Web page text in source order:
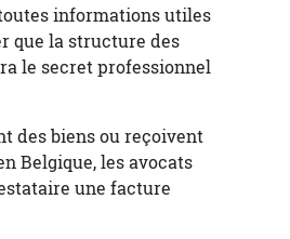
informations utiles
que la structure des
le secret professionnel
des biens ou reçoivent
Belgique, les avocats
une facture